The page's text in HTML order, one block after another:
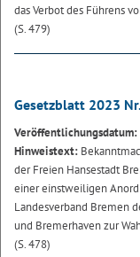
das Verbot des Führens
(S. 479)
Gesetzblatt 2023
Veröffentlichungsdatum:
Hinweistext:
der Freien Hansestadt
einer einstweiligen
Landesverband Bremen
und Bremerhaven zur
(S. 478)